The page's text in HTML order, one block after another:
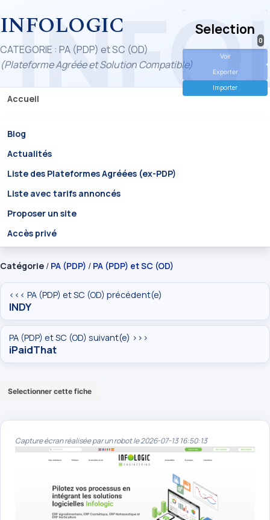
INFOLOGIC
CATEGORIE : PA (PDP) et SC (OD)
(Plateforme Agréée et Solution Compatible)
Accueil
Blog
Actualités
Liste des Plateformes Agréées (ex-PDP)
Liste avec tarifs annoncés
Proposer un site
Accès privé
Selection
0
Voir
Exporter
Importer
Catégorie / PA (PDP) / PA (PDP) et SC (OD)
<<< PA (PDP) et SC (OD) précédent(e)
INDY
PA (PDP) et SC (OD) suivant(e) >>>
iPaidThat
Selectionner cette fiche
Capture écran réalisée par un robot le 2026-07-13 16:50:13